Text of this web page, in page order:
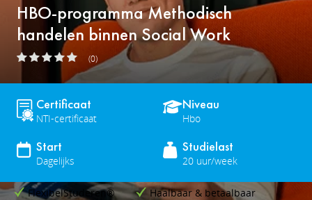
HBO-programma Methodisch
handelen binnen Social Work
(0)
Certificaat
NTI-certificaat
Niveau
Hbo
Start
Dagelijks
Studielast
20 uur/week
FlexibelStuderen® Haalbaar & betaalbaar